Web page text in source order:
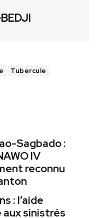
Tubercule
Sagbado :
IV
reconnu
: l’aide
aux sinistrés